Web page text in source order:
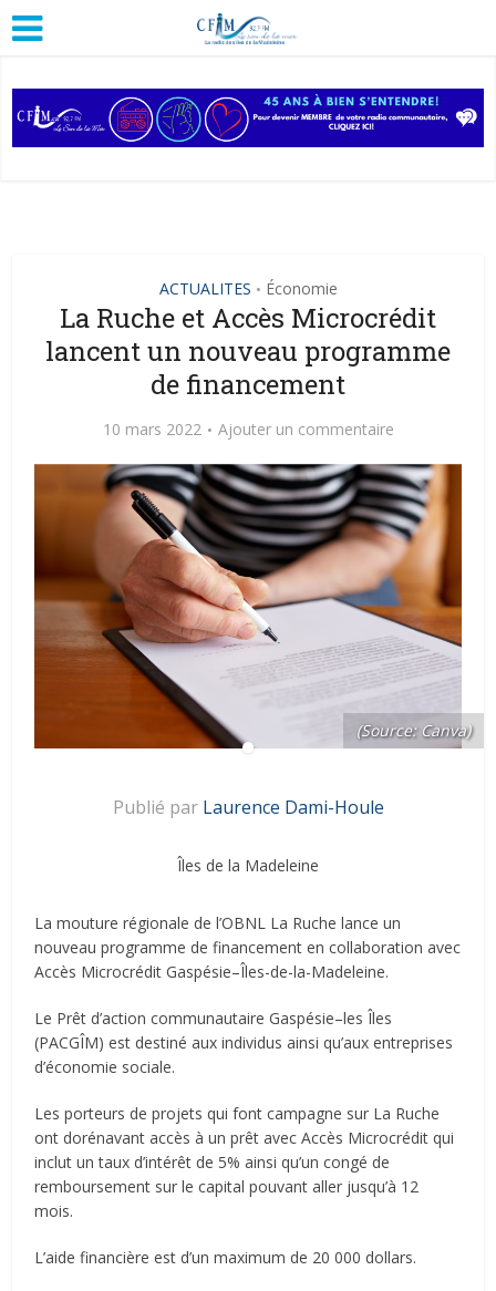
ACTUALITES • Économie
La Ruche et Accès Microcrédit
lancent un nouveau programme
de financement
10 mars 2022 Ajouter un commentaire
(Source: Canva)
Publié par Laurence Dami-Houle
Îles de la Madeleine
La mouture régionale de l’OBNL La Ruche lance un
nouveau programme de financement en collaboration avec
Accès Microcrédit Gaspésie–Îles-de-la-Madeleine.
Le Prêt d’action communautaire Gaspésie–les Îles
(PACGÎM) est destiné aux individus ainsi qu’aux entreprises
d’économie sociale.
Les porteurs de projets qui font campagne sur La Ruche
ont dorénavant accès à un prêt avec Accès Microcrédit qui
inclut un taux d’intérêt de 5% ainsi qu’un congé de
remboursement sur le capital pouvant aller jusqu’à 12
mois.
L’aide financière est d’un maximum de 20 000 dollars.